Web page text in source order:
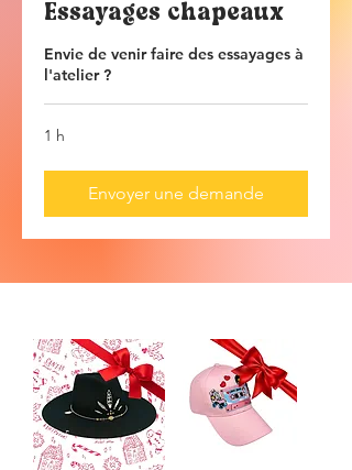
Essayages chapeaux
Envie de venir faire des essayages à
l'atelier ?
1 h
Envoyer une demande